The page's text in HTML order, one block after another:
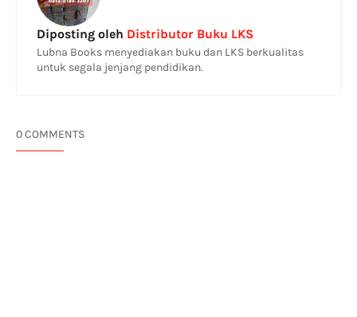
Diposting oleh Distributor Buku LKS
Lubna Books menyediakan buku dan LKS berkualitas
untuk segala jenjang pendidikan.
0 COMMENTS